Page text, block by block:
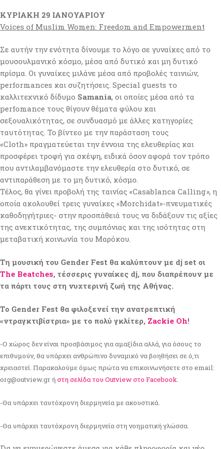
ΚΥΡΙΑΚΗ 29 ΙΑΝΟΥΑΡΙΟΥ
Voices of Muslim Women: Freedom and Empowerment
Σε αυτήν την ενότητα δίνουμε το λόγο σε γυναίκες από το
μουσουλμανικό κόσμο, μέσα από δυτικό και μη δυτικό
πρίσμα. Οι γυναίκες μιλάνε μέσα από προβολές ταινιών,
performances και συζητήσεις. Special guests το
καλλιτεχνικό δίδυμο Samania, οι οποίες μέσα από τα
perfomance τους θίγουν θέματα φύλου και
σεξουαλικότητας, σε συνδυασμό με άλλες κατηγορίες
ταυτότητας. Το βίντεο με την παράσταση τους
«Cloth» πραγματεύεται την έννοια της ελευθερίας και
προσφέρει τροφή για σκέψη, ειδικά όσον αφορά τον τρόπο
που αντιλαμβανόμαστε την ελευθερία στο δυτικό, σε
αντιπαράθεση με το μη δυτικό, κόσμο.
Τέλος, θα γίνει προβολή της ταινίας «Casablanca Calling», η
οποία ακολουθεί τρεις γυναίκες «Morchidat»-πνευματικές
καθοδηγήτριες- στην προσπάθειά τους να διδάξουν τις αξίες
της ανεκτικότητας, της συμπόνιας και της ισότητας στη
μεταβατική κοινωνία του Μαρόκου.
Tη μουσική του Gender Fest θα καλύπτουν με dj set οι
The Beatches, τέσσερις γυναίκες dj, που διαπρέπουν με
τα πάρτι τους στη νυχτερινή ζωή της Αθήνας.
To Gender Fest θα φιλοξενεί την ανατρεπτική
«ντραγκτιβίστρια» με το πολύ γκλίτερ, Zackie Oh!
-Ο χώρος δεν είναι προσβάσιμος για αμαξίδια αλλά, για όσους το
επιθυμούν, θα υπάρχει ανθρώπινο δυναμικό να βοηθήσει σε ό,τι
χρειαστεί. Παρακαλούμε όμως πρώτα να επικοινωνήσετε στο email:
org@outview.grή στη σελίδα του Outview στο Facebook.
-Θα υπάρχει ταυτόχρονη διερμηνεία με ακουστικά.
-Θα υπάρχει ταυτόχρονη διερμηνεία στη νοηματική γλώσσα.